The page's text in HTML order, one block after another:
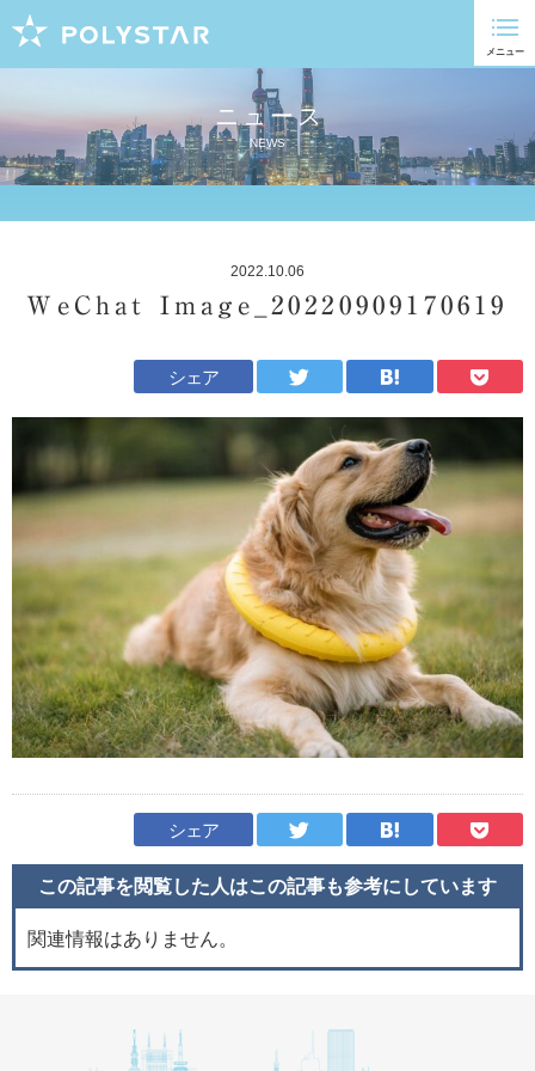
ニュース
NEWS
2022.10.06
WeChat Image_20220909170619
シェア
シェア
この記事を閲覧した人はこの記事も参考にしています
関連情報はありません。